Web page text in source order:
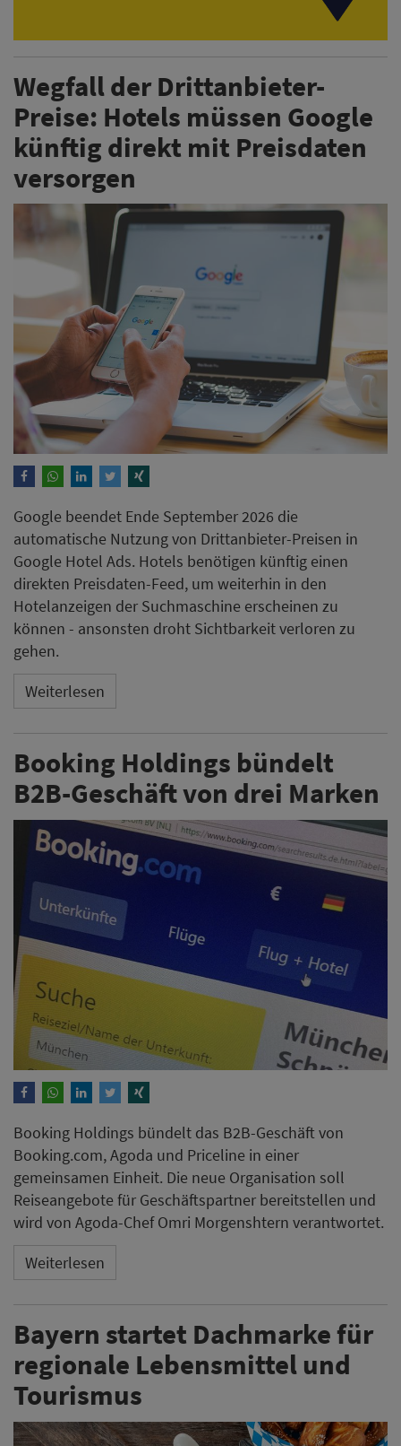
Wegfall der Drittanbieter-
Preise: Hotels müssen Google
künftig direkt mit Preisdaten
versorgen
Google beendet Ende September 2026 die
automatische Nutzung von Drittanbieter-Preisen in
Google Hotel Ads. Hotels benötigen künftig einen
direkten Preisdaten-Feed, um weiterhin in den
Hotelanzeigen der Suchmaschine erscheinen zu
können - ansonsten droht Sichtbarkeit verloren zu
gehen.
Weiterlesen
Booking Holdings bündelt
B2B-Geschäft von drei Marken
Booking Holdings bündelt das B2B-Geschäft von
Booking.com, Agoda und Priceline in einer
gemeinsamen Einheit. Die neue Organisation soll
Reiseangebote für Geschäftspartner bereitstellen und
wird von Agoda-Chef Omri Morgenshtern verantwortet.
Weiterlesen
Bayern startet Dachmarke für
regionale Lebensmittel und
Tourismus